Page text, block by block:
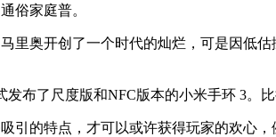
俗家庭普。
奥开创了一个时代的灿烂，可是因低估
布了尺度版和NFC版本的小米手环 3。
的特点，才可以或许获得玩家的欢心，